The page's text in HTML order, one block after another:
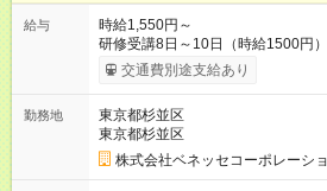
給与
時給1,550円～
交通費別途支給あり
勤務地
東京都杉並区
東京都杉並区
株式会社ベネッセコーポレーシ